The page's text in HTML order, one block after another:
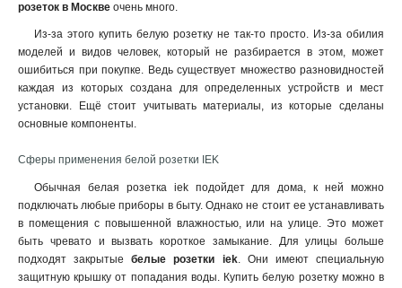
розеток в Москве очень много.
Из-за этого купить белую розетку не так-то просто. Из-за обилия
моделей и видов человек, который не разбирается в этом, может
ошибиться при покупке. Ведь существует множество разновидностей
каждая из которых создана для определенных устройств и мест
установки. Ещё стоит учитывать материалы, из которые сделаны
основные компоненты.
Сферы применения белой розетки IEK
Обычная белая розетка iek подойдет для дома, к ней можно
подключать любые приборы в быту. Однако не стоит ее устанавливать
в помещения с повышенной влажностью, или на улице. Это может
быть чревато и вызвать короткое замыкание. Для улицы больше
подходят закрытыебелые розетки iek. Они имеют специальную
защитную крышку от попадания воды.Купить белую розетку можно в